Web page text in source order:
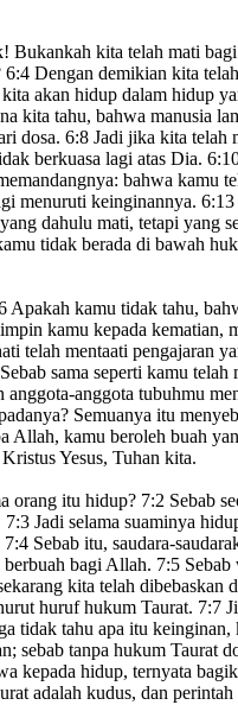
Bukankah kita telah mati bagi
6:4 Dengan demikian kita
akan hidup dalam hidup
kita tahu, bahwa manusia
dosa. 6:8 Jadi jika kita telah
berkuasa lagi atas Dia.
bahwa kamu
menuruti keinginannya. 6:13
dahulu mati, tetapi yang
tidak berada di bawah
Apakah kamu tidak tahu,
kamu kepada kematian,
telah mentaati pengajaran
sama seperti kamu telah
anggota tubuhmu
Semuanya itu
Allah, kamu beroleh buah
Yesus, Tuhan kita.
orang itu hidup? 7:2 Sebab
7:3 Jadi selama suaminya
7:4 Sebab itu, saudara-
bagi Allah. 7:5
kita telah dibebaskan
huruf hukum Taurat. 7:7
tidak tahu apa itu keinginan,
sebab tanpa hukum Taurat
kepada hidup, ternyata
adalah kudus, dan